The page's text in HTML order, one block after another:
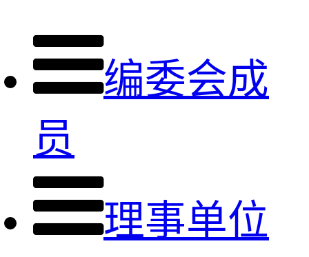
编委会成
员
理事单位